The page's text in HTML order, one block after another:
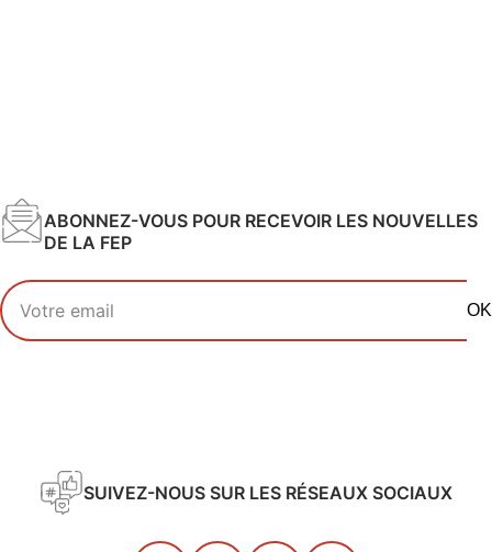
ABONNEZ-VOUS POUR RECEVOIR LES NOUVELLES
DE LA FEP
Votre adresse email
OK
SUIVEZ-NOUS SUR LES RÉSEAUX SOCIAUX